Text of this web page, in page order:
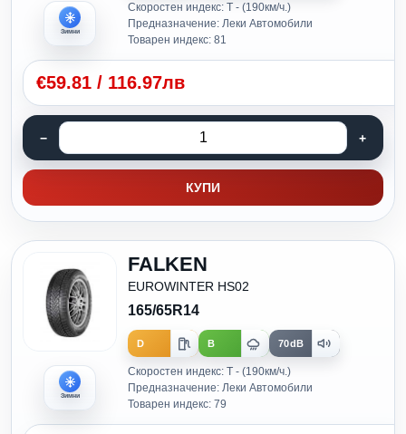
Зимни
Скоростен индекс: T - (190км/ч.)
Предназначение: Леки Автомобили
Товарен индекс: 81
€59.81 / 116.97лв
КУПИ
Зимни
FALKEN
EUROWINTER HS02
165/65R14
D B 70dB
Скоростен индекс: T - (190км/ч.)
Предназначение: Леки Автомобили
Товарен индекс: 79